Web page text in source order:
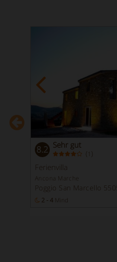
8.2 Sehr gut
( )
Ferienvilla
Ancona Marche
Poggio San Marcello
2 - 4 Mind